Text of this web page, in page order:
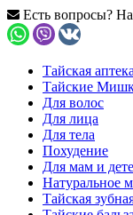
Есть вопросы?
Тайская аптека
Тайские
Для волос
Для лица
Для тела
Похудение
Для мам и
Натуральное
Тайская